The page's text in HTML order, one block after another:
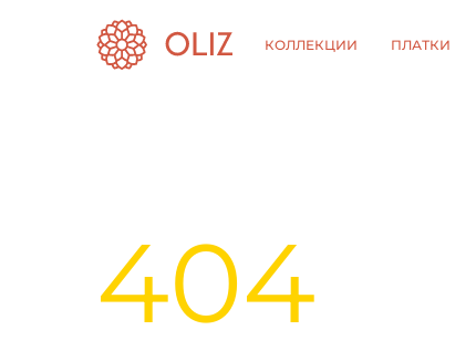
КОЛЛЕКЦИИ ПЛАТКИ
404